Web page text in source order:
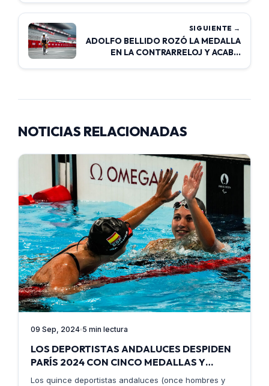
SIGUIENTE →
ADOLFO BELLIDO ROZÓ LA MEDALLA
EN LA CONTRARRELOJ Y ACABÓ
NOTICIAS RELACIONADAS
09 Sep, 2024 5 min lectura
LOS DEPORTISTAS ANDALUCES DESPIDEN
PARÍS 2024 CON CINCO MEDALLAS Y
NUEVE DIPLOMAS PARALÍMPICOS
Los quince deportistas andaluces (once hombres y